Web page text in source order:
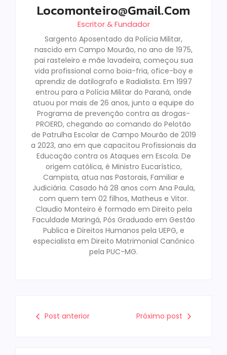
Locomonteiro@gmail.com
Escritor & Fundador
Sargento Aposentado da Polícia Militar,
nascido em Campo Mourão, no ano de 1975,
pai rasteleiro e mãe lavadeira, começou sua
vida profissional como boia-fria, ofice-boy e
aprendiz de datilografo e Radialista. Em 1997
entrou para a Polícia Militar do Paraná, onde
atuou por mais de 26 anos, junto a equipe do
Programa de prevenção contra as drogas-
PROERD, chegando ao comando do Pelotão
de Patrulha Escolar de Campo Mourão de 2019
a 2023, ano em que capacitou Profissionais da
Educação contra os Ataques em Escola. De
origem católica, é Ministro Eucarístico,
Campista, atua nas Pastorais, Familiar e
Judiciária. Casado há 28 anos com Ana Paula,
com quem tem 02 filhos, Matheus e Vitor.
Claudio Monteiro é formado em Direito pela
Faculdade Maringá, Pós Graduado em Gestão
Publica e Direitos Humanos pela UEPG, e
especialista em Direito Matrimonial Canônico
pela PUC-MG.
Post anterior Próximo post